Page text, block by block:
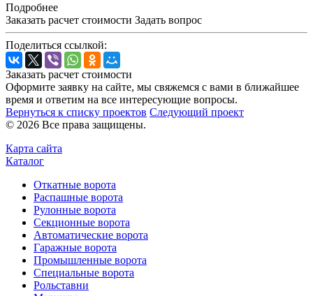
Подробнее
Заказать расчет стоимости Задать вопрос
Поделиться ссылкой:
Заказать расчет стоимости
Оформите заявку на сайте, мы свяжемся с вами в ближайшее
время и ответим на все интересующие вопросы.
Вернуться к списку проектов Следующий проект
© 2026 Все права защищены.
Карта сайта
Каталог
Откатные ворота
Распашные ворота
Рулонные ворота
Секционные ворота
Автоматические ворота
Гаражные ворота
Промышленные ворота
Специальные ворота
Рольставни